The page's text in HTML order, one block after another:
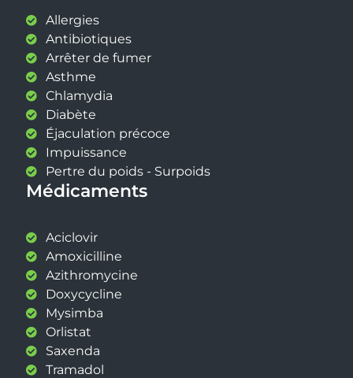
Allergies
Antibiotiques
Arrêter de fumer
Asthme
Chlamydia
Diabète
Éjaculation précoce
Impuissance
Pertre du poids - Surpoids
Médicaments
Aciclovir
Amoxicilline
Azithromycine
Doxycycline
Mysimba
Orlistat
Saxenda
Tramadol